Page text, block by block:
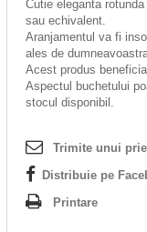
Cutie eleganta
sau echivalent.
Aranjamentul va fi
ales de
Acest produs
Aspectul buchetului
stocul disponibil.
Trimite unui
Distribuie pe
Printare